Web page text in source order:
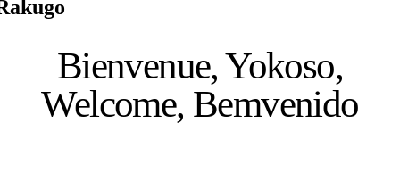
Bienvenue, Yokoso,
Welcome, Bemvenido